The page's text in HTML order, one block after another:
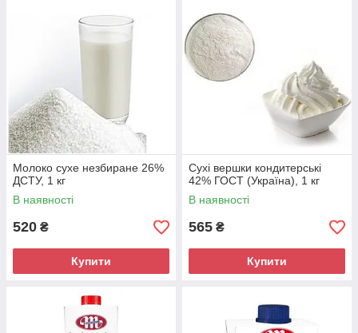
Молоко сухе незбиране 26%
ДСТУ, 1 кг
В наявності
520 ₴
Купити
Сухі вершки кондитерські
42% ГОСТ (Україна), 1 кг
В наявності
565 ₴
Купити